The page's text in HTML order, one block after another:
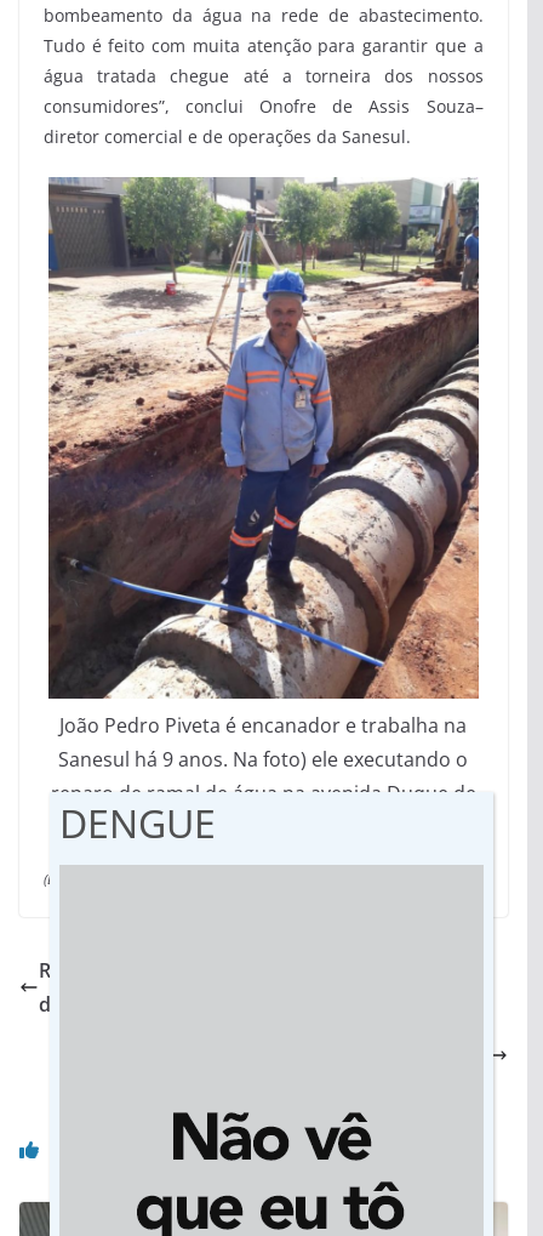
bombeamento da água na rede de abastecimento.
Tudo é feito com muita atenção para garantir que a
água tratada chegue até a torneira dos nossos
consumidores”, conclui Onofre de Assis Souza–
diretor comercial e de operações da Sanesul.
João Pedro Piveta é encanador e trabalha na
Sanesul há 9 anos. Na foto) ele executando o
reparo de ramal de água na avenida Duque de
Caxias, em Caarapó.
(Da assessoria)
Rondonópolis se prepara para o enfrentamento
do ápice da contaminação do Coronavírus
Você pode gostar também
DENGUE